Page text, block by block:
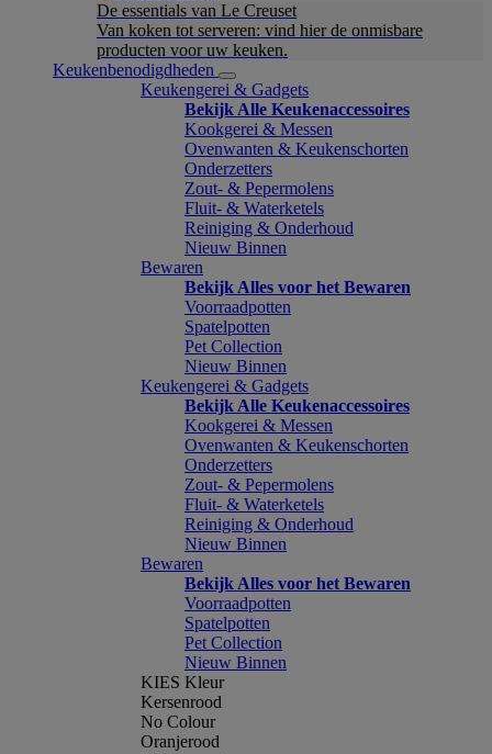
De essentials van Le Creuset
Van koken tot serveren: vind hier de onmisbare
producten voor uw keuken.
Keukenbenodigdheden
Keukengerei & Gadgets
Bekijk Alle Keukenaccessoires
Kookgerei & Messen
Ovenwanten & Keukenschorten
Onderzetters
Zout- & Pepermolens
Fluit- & Waterketels
Reiniging & Onderhoud
Nieuw Binnen
Bewaren
Bekijk Alles voor het Bewaren
Voorraadpotten
Spatelpotten
Pet Collection
Nieuw Binnen
Keukengerei & Gadgets
Bekijk Alle Keukenaccessoires
Kookgerei & Messen
Ovenwanten & Keukenschorten
Onderzetters
Zout- & Pepermolens
Fluit- & Waterketels
Reiniging & Onderhoud
Nieuw Binnen
Bewaren
Bekijk Alles voor het Bewaren
Voorraadpotten
Spatelpotten
Pet Collection
Nieuw Binnen
KIES Kleur
Kersenrood
No Colour
Oranjerood